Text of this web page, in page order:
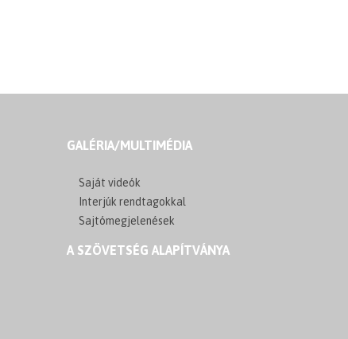
GALÉRIA/MULTIMÉDIA
Saját videók
Interjúk rendtagokkal
Sajtómegjelenések
A SZÖVETSÉG ALAPÍTVÁNYA